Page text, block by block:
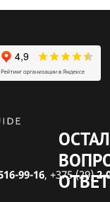
99-16, +375 (29)2-